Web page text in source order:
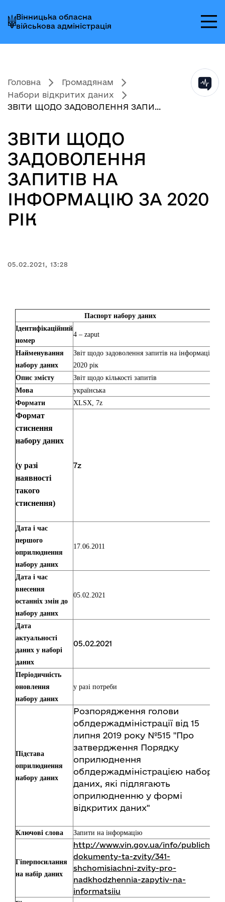
до
головного
меню
до
головного
вмісту
до
головного
колонтитула
Вінницька обласна
військова адміністрація
Головна
Громадянам
Набори відкритих даних
ЗВІТИ ЩОДО ЗАДОВОЛЕННЯ ЗАПИ...
ЗВІТИ ЩОДО
ЗАДОВОЛЕННЯ
ЗАПИТІВ НА
ІНФОРМАЦІЮ ЗА 2020
РІК
05.02.2021, 13:28
Паспорт набору даних
Ідентифікаційний
номер
4 – zaput
Найменування
набору даних
Звіт щодо задоволення запитів на інформацію за
2020 рік
Опис змісту
Звіт щодо кількості запитів
Мова
українська
Формати
XLSX, 7z
Формат
стиснення
набору даних
(у разі
наявності
такого
стиснення)
7z
Дата і час
першого
оприлюднення
набору даних
17.06.2011
Дата і час
внесення
останніх змін до
набору даних
05.02.2021
Дата
актуальності
даних у наборі
даних
05.02.2021
Періодичність
оновлення
набору даних
у разі потреби
Підстава
оприлюднення
набору даних
Розпорядження голови
облдержадміністрації від 15
липня 2019 року №515 "Про
затвердження Порядку
оприлюднення
облдержадміністрацією наборів
даних, які підлягають
оприлюдненню у формі
відкритих даних"
Ключові слова Запити на інформацію
Гіперпосилання
на набір даних
http://www.vin.gov.ua/info/publichni-
dokumenty-ta-zvity/341-
shchomisiachni-zvity-pro-
nadkhodzhennia-zapytiv-na-
informatsiiu